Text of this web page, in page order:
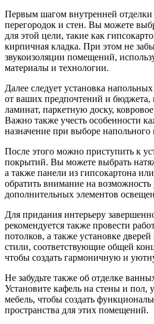
Первым шагом внутренней отделки
перегородок и стен. Вы можете
для этой цели, такие как
кирпичная кладка. При этом не
звукоизоляции помещений,
материалы и технологии.
Далее следует установка
от ваших предпочтений и бюджета,
ламинат, паркетную доску,
Важно также учесть особенности
назначение при выборе напольного
После этого можно приступить к
покрытий. Вы можете выбрать
а также панели из гипсокартона
обратить внимание на возможность
дополнительных элементов
Для придания интерьеру
рекомендуется также провести
потолков, а также установке
стили, соответствующие общей
чтобы создать гармоничную и
Не забудьте также об отделке
Установите кафель на стены и пол,
мебель, чтобы создать
пространства для этих помещений.